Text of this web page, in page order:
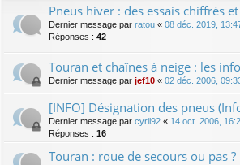
Pneus hiver : des essais chiffrés
Dernier message par ratou « 08 déc. 2019,
Réponses : 42
Touran et chaînes à neige : les
Dernier message par jef10 « 02 déc. 2006,
[INFO] Désignation des pneus
Dernier message par cyril92 « 14 oct. 2006,
Réponses : 16
Touran : roue de secours ou pas ?